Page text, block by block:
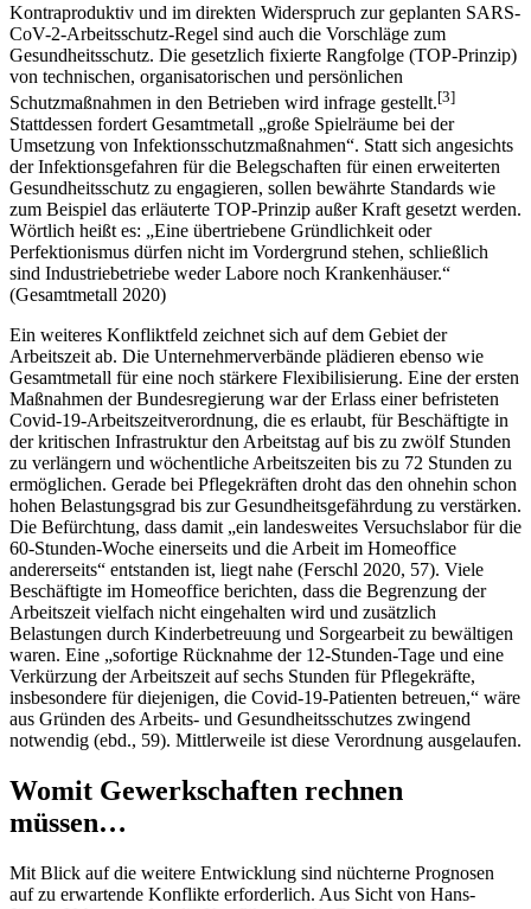
Kontraproduktiv und im direkten Widerspruch zur geplanten SARS-
CoV-2-Arbeitsschutz-Regel sind auch die Vorschläge zum
Gesundheitsschutz. Die gesetzlich fixierte Rangfolge (TOP-Prinzip)
von technischen, organisatorischen und persönlichen
Schutzmaßnahmen in den Betrieben wird infrage gestellt.[3]
Stattdessen fordert Gesamtmetall „große Spielräume bei der
Umsetzung von Infektionsschutzmaßnahmen“. Statt sich angesichts
der Infektionsgefahren für die Belegschaften für einen erweiterten
Gesundheitsschutz zu engagieren, sollen bewährte Standards wie
zum Beispiel das erläuterte TOP-Prinzip außer Kraft gesetzt werden.
Wörtlich heißt es: „Eine übertriebene Gründlichkeit oder
Perfektionismus dürfen nicht im Vordergrund stehen, schließlich
sind Industriebetriebe weder Labore noch Krankenhäuser.“
(Gesamtmetall 2020)
Ein weiteres Konfliktfeld zeichnet sich auf dem Gebiet der
Arbeitszeit ab. Die Unternehmerverbände plädieren ebenso wie
Gesamtmetall für eine noch stärkere Flexibilisierung. Eine der ersten
Maßnahmen der Bundesregierung war der Erlass einer befristeten
Covid-19-Arbeitszeitverordnung, die es erlaubt, für Beschäftigte in
der kritischen Infrastruktur den Arbeitstag auf bis zu zwölf Stunden
zu verlängern und wöchentliche Arbeitszeiten bis zu 72 Stunden zu
ermöglichen. Gerade bei Pflegekräften droht das den ohnehin schon
hohen Belastungsgrad bis zur Gesundheitsgefährdung zu verstärken.
Die Befürchtung, dass damit „ein landesweites Versuchslabor für die
60-Stunden-Woche einerseits und die Arbeit im Homeoffice
andererseits“ entstanden ist, liegt nahe (Ferschl 2020, 57). Viele
Beschäftigte im Homeoffice berichten, dass die Begrenzung der
Arbeitszeit vielfach nicht eingehalten wird und zusätzlich
Belastungen durch Kinderbetreuung und Sorgearbeit zu bewältigen
waren. Eine „sofortige Rücknahme der 12-Stunden-Tage und eine
Verkürzung der Arbeitszeit auf sechs Stunden für Pflegekräfte,
insbesondere für diejenigen, die Covid-19-Patienten betreuen,“ wäre
aus Gründen des Arbeits- und Gesundheitsschutzes zwingend
notwendig (ebd., 59). Mittlerweile ist diese Verordnung ausgelaufen.
Womit Gewerkschaften rechnen
müssen…
Mit Blick auf die weitere Entwicklung sind nüchterne Prognosen
auf zu erwartende Konflikte erforderlich. Aus Sicht von Hans-